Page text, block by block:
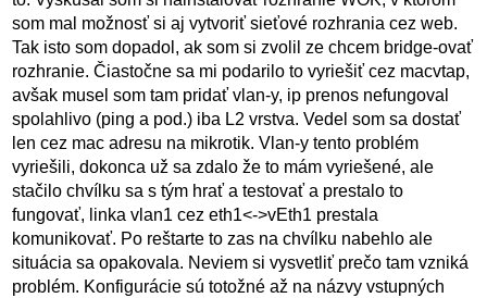
som mal možnosť si aj vytvoriť sieťové rozhrania cez web.
Tak isto som dopadol, ak som si zvolil ze chcem bridge-ovať
rozhranie. Čiastočne sa mi podarilo to vyriešiť cez macvtap,
avšak musel som tam pridať vlan-y, ip prenos nefungoval
spolahlivo (ping a pod.) iba L2 vrstva. Vedel som sa dostať
len cez mac adresu na mikrotik. Vlan-y tento problém
vyriešili, dokonca už sa zdalo že to mám vyriešené, ale
stačilo chvílku sa s tým hrať a testovať a prestalo to
fungovať, linka vlan1 cez eth1<->vEth1 prestala
komunikovať. Po reštarte to zas na chvílku nabehlo ale
situácia sa opakovala. Neviem si vysvetliť prečo tam vzniká
problém. Konfigurácie sú totožné až na názvy vstupných